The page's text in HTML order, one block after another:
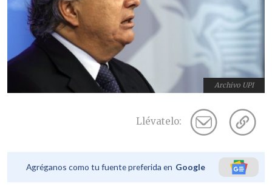
Archivo UPI
Llévatelo:
Agréganos como tu fuente preferida en Google